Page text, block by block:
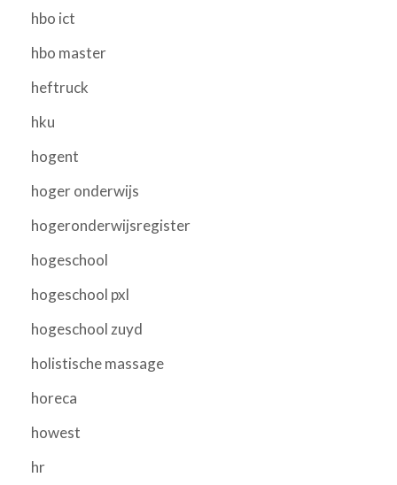
hbo ict
hbo master
heftruck
hku
hogent
hoger onderwijs
hogeronderwijsregister
hogeschool
hogeschool pxl
hogeschool zuyd
holistische massage
horeca
howest
hr